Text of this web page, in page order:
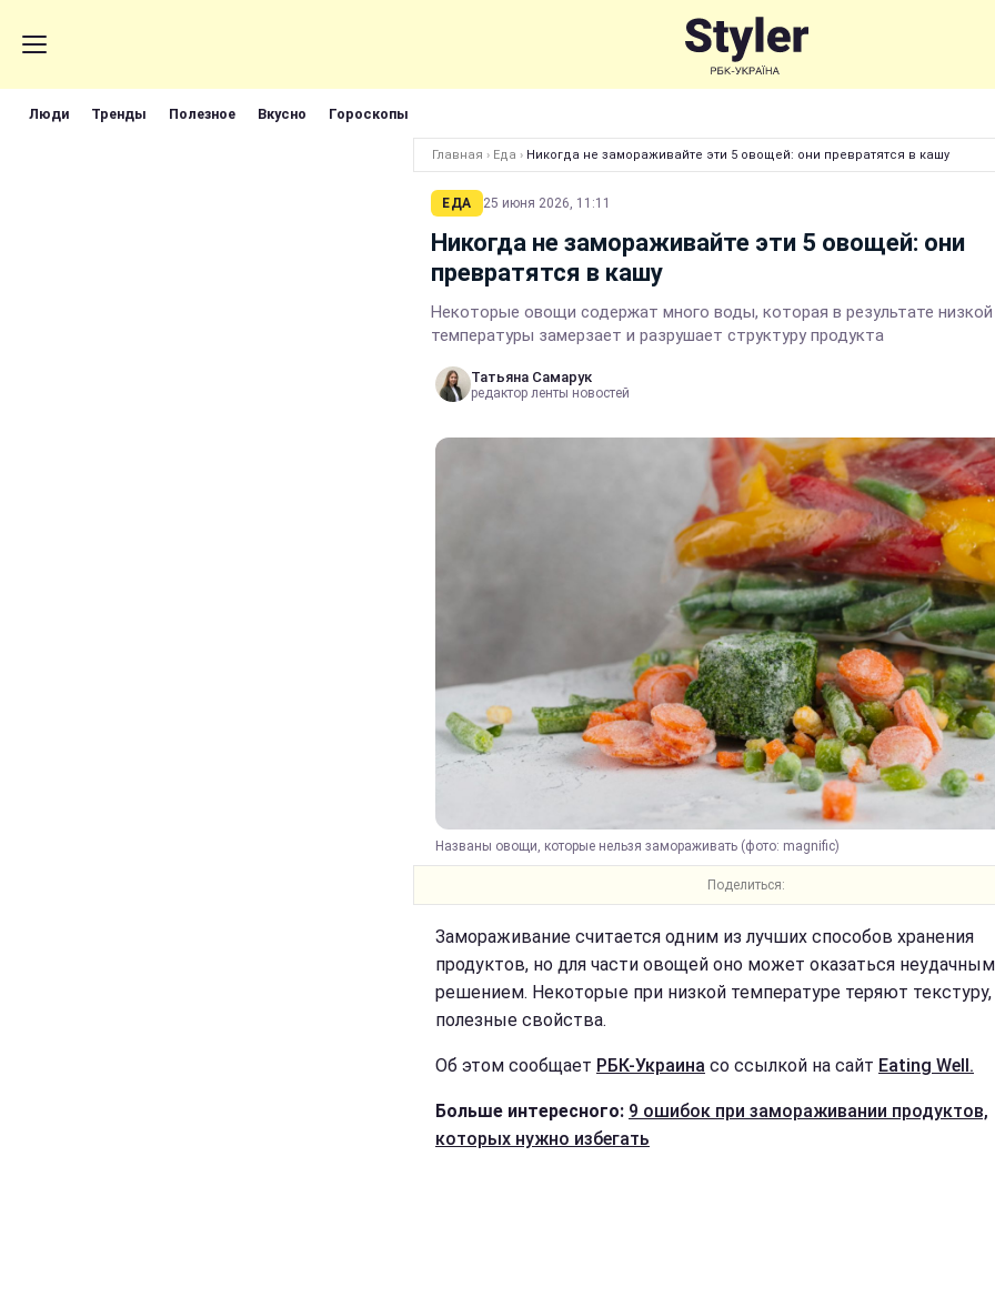
Люди Тренды Полезное Вкусно Гороскопы
Главная › Еда › Никогда не замораживайте эти 5 овощей: они превратятся в кашу
ЕДА 25 июня 2026, 11:11
Никогда не замораживайте эти 5 овощей: они
превратятся в кашу
Некоторые овощи содержат много воды, которая в результате низкой
температуры замерзает и разрушает структуру продукта
Татьяна Самарук
редактор ленты новостей
Названы овощи, которые нельзя замораживать (фото: magnific)
Поделиться:
Замораживание считается одним из лучших способов хранения
продуктов, но для части овощей оно может оказаться неудачным
решением. Некоторые при низкой температуре теряют текстуру,
полезные свойства.
Об этом сообщает РБК-Украина со ссылкой на сайт Eating Well.
Больше интересного: 9 ошибок при замораживании продуктов,
которых нужно избегать